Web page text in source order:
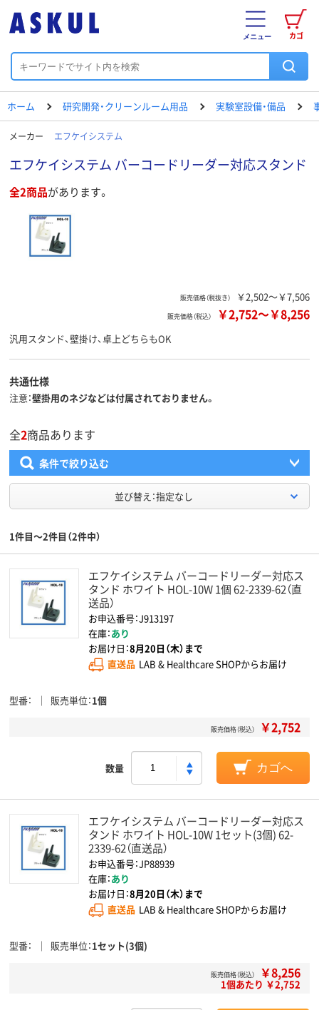
カゴ
メニュー
ホーム 研究開発・クリーンルーム用品 実験室設備・備品
メーカー エフケイシステム
エフケイシステム バーコードリーダー対応スタンド
全2商品があります。
販売価格（税抜き） ￥2,502～￥7,506
販売価格（税込） ￥2,752～￥8,256
汎用スタンド、壁掛け、卓上どちらもOK
共通仕様
注意 壁掛用のネジなどは付属されておりません。
全2商品あります
条件で絞り込む
並び替え：指定なし
1件目～2件目（2件中）
エフケイシステム バーコードリーダー対応ス
タンド ホワイト HOL-10W 1個 62-2339-62（直
送品）
お申込番号：J913197
在庫：あり
お届け日：8月20日（木）まで
直送品 LAB & Healthcare SHOPからお届け
型番 販売単位 1個
販売価格（税込） ￥2,752
数量 カゴへ
エフケイシステム バーコードリーダー対応ス
タンド ホワイト HOL-10W 1セット(3個) 62-
2339-62（直送品）
お申込番号：JP88939
在庫：あり
お届け日：8月20日（木）まで
直送品 LAB & Healthcare SHOPからお届け
型番 販売単位 1セット(3個)
販売価格（税込） ￥8,256
1個あたり ￥2,752